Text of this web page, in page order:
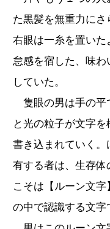
た黒髪を無重力にさ
右眼は一糸を置いた
怠感を宿した、味
していた。
隻眼の男は手の平
と光の粒子が文字
書き込まれていく
有する者は、生存
こそは【ルーン文
の中で認識する文字